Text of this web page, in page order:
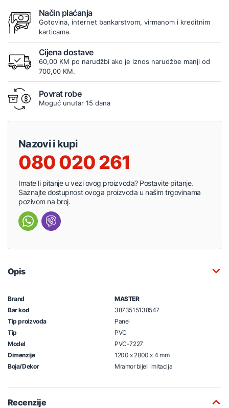
Način plaćanja
Gotovina, internet bankarstvom, virmanom i kreditnim
karticama.
Cijena dostave
60,00 KM po narudžbi ako je iznos narudžbe manji od
700,00 KM.
Povrat robe
Moguć unutar 15 dana
Nazovi i kupi
080 020 261
Imate li pitanje u vezi ovog proizvoda? Postavite pitanje.
Saznajte dostupnost ovoga proizvoda u našim trgovinama
pozivom na broj.
Opis
Brand
MASTER
Bar kod
3873515138547
Tip proizvoda
Panel
Tip
PVC
Model
PVC-7227
Dimenzije
1200 x 2800 x 4 mm
Boja/Dekor
Mramor bijeli imitacija
Recenzije